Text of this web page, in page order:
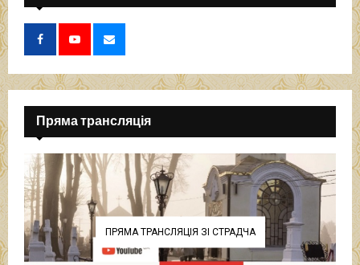
Пряма трансляція
ПРЯМА ТРАНСЛЯЦІЯ ЗІ СТРАДЧА